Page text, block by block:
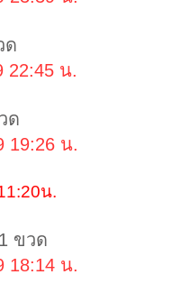
ด
22:45 น.
ด
19:26 น.
น.
ขวด
18:14 น.